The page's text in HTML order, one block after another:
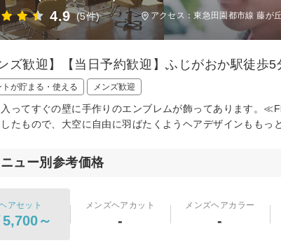
4.9 (5件) アクセス：東急田園都市線 藤が
ンズ歓迎】【当日予約歓迎】ふじがおか駅徒歩
トが貯まる・使える メンズ歓迎
ってすぐの壁に手作りのエンブレムが飾ってあります。
したもので、大空に自由に羽ばたくようヘアデザインももっ
ュー別参考価格
アセット
5,700～
メンズヘアカット
-
メンズヘアカラー
-